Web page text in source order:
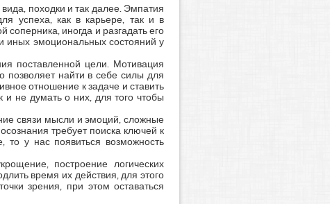
походки и так далее. Эмпатия
успеха, как в карьере, так и в
иногда и разгадать его
иных эмоциональных состояний у
поставленной цели. Мотивация
позволяет найти в себе силы для
отношение к задаче и ставить
не думать о них, для того чтобы
связи мысли и эмоций, сложные
требует поиска ключей к
у нас появиться возможность
построение логических
время их действия, для этого
зрения, при этом оставаться